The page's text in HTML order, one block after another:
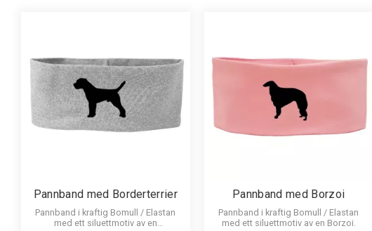
Pannband med Borderterrier
Pannband i kraftig Bomull / Elastan
med ett siluettmotiv av en
Pannband med Borzoi
Pannband i kraftig Bomull / Elastan
med ett siluettmotiv av en Borzoi.